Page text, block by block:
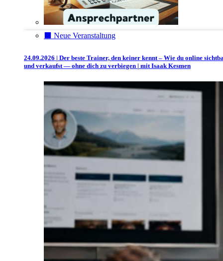
⬛️ Neue Veranstaltung
24.09.2026 | Der beste Trainer, den keiner kennt – Wie du online
und verkaufst — ohne dich zu verbiegen | mit Isaak Kesmen